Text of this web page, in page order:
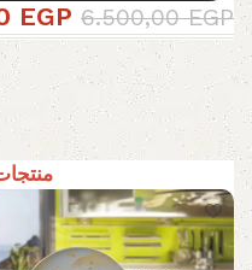
6.500,00EGP
EGP